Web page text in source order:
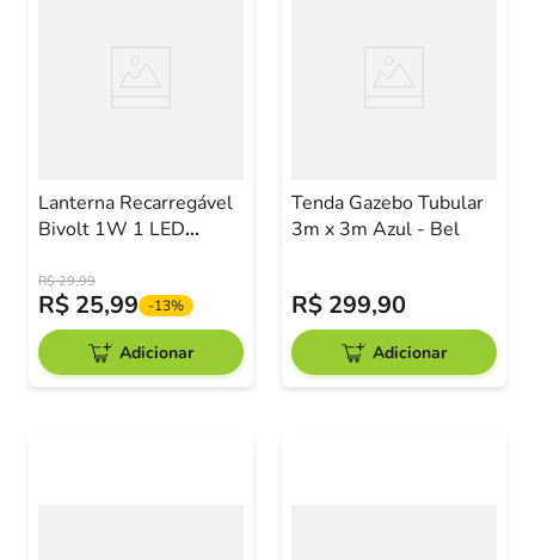
Lanterna Recarregável
Bivolt 1W 1 LED
R$ 29,99
R$ 25,99 -13%
Adicionar
Tenda Gazebo Tubular
3m x 3m Azul - Bel
R$ 299,90
Adicionar